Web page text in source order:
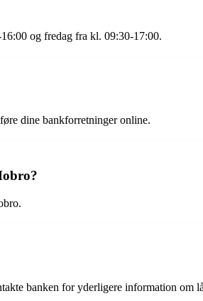
og fredag fra kl. 09:30-17:00.
dine bankforretninger online.
banken for yderligere information om